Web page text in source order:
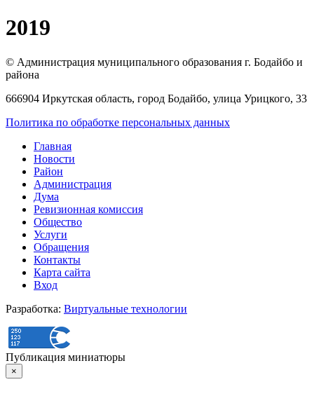
2019
© Администрация муниципального образования г. Бодайбо и
района
666904 Иркутская область, город Бодайбо, улица Урицкого, 33
Политика по обработке персональных данных
Главная
Новости
Район
Администрация
Дума
Ревизионная комиссия
Общество
Услуги
Обращения
Контакты
Карта сайта
Вход
Разработка: Виртуальные технологии
Публикация миниатюры
×